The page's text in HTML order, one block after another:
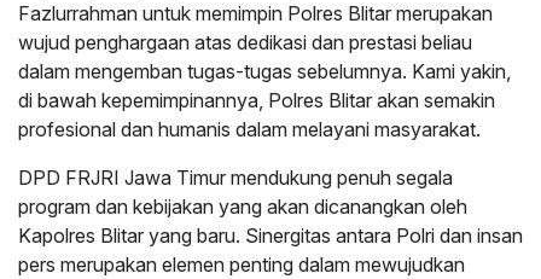
Fazlurrahman untuk memimpin Polres Blitar merupakan
wujud penghargaan atas dedikasi dan prestasi beliau
dalam mengemban tugas-tugas sebelumnya. Kami yakin,
di bawah kepemimpinannya, Polres Blitar akan semakin
profesional dan humanis dalam melayani masyarakat.
DPD FRJRI Jawa Timur mendukung penuh segala
program dan kebijakan yang akan dicanangkan oleh
Kapolres Blitar yang baru. Sinergitas antara Polri dan insan
pers merupakan elemen penting dalam mewujudkan